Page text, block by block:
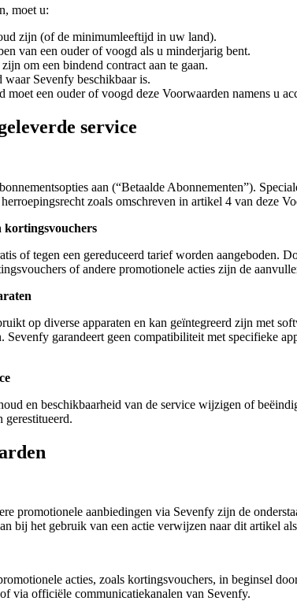
moet u:
zijn (of de minimumleeftijd in uw land).
van een ouder of voogd als u minderjarig bent.
om een bindend contract aan te gaan.
waar Sevenfy beschikbaar is.
een ouder of voogd deze Voorwaarden namens u
service
aan (“Betaalde Abonnementen”).
zoals omschreven in artikel 4 van
kortingsvouchers
of tegen een gereduceerd tarief worden aangeboden.
of andere promotionele acties zijn de
op diverse apparaten en kan geïntegreerd zijn met
Sevenfy garandeert geen compatibiliteit met specifieke
en beschikbaarheid van de service wijzigen of
gerestitueerd.
promotionele aanbiedingen via Sevenfy zijn de
bij het gebruik van een actie verwijzen naar dit artikel
acties, zoals kortingsvouchers, in beginsel
via officiële communicatiekanalen van Sevenfy.